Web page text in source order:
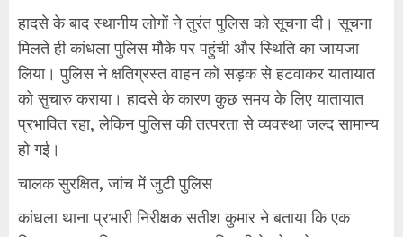
हादसे के बाद स्थानीय लोगों ने तुरंत पुलिस को सूचना दी। सूचना
मिलते ही कांधला पुलिस मौके पर पहुंची और स्थिति का जायजा
लिया। पुलिस ने क्षतिग्रस्त वाहन को सड़क से हटवाकर यातायात
को सुचारु कराया। हादसे के कारण कुछ समय के लिए यातायात
प्रभावित रहा, लेकिन पुलिस की तत्परता से व्यवस्था जल्द सामान्य
हो गई।
चालक सुरक्षित, जांच में जुटी पुलिस
कांधला थाना प्रभारी निरीक्षक सतीश कुमार ने बताया कि एक